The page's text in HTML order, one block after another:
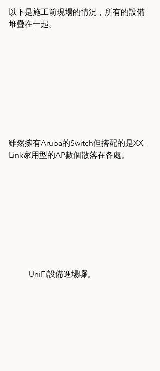
以下是施工前現場的情況，所有的設備
堆疊在一起。
雖然擁有Aruba的Switch但搭配的是XX-
Link家用型的AP數個散落在各處。
UniFi設備進場囉。